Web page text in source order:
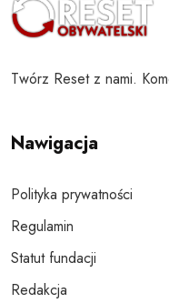
Twórz Reset z nami.
Nawigacja
Polityka prywatności
Regulamin
Statut fundacji
Redakcja